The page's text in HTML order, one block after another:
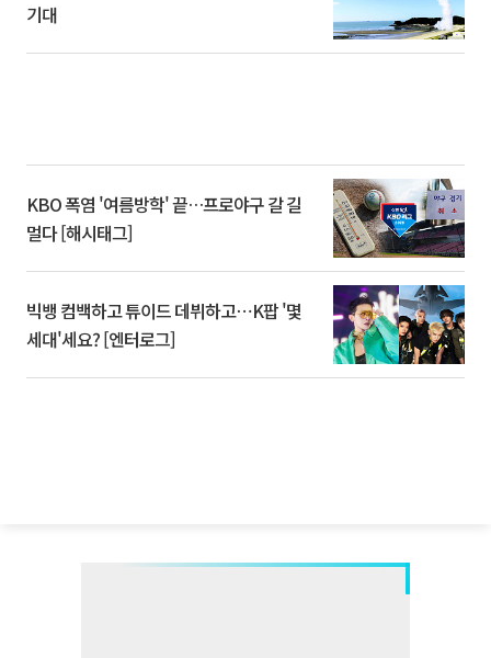
기대
KBO 폭염 '여름방학' 끝…프로야구 갈 길
멀다 [해시태그]
빅뱅 컴백하고 튜이드 데뷔하고⋯K팝 '몇
세대'세요? [엔터로그]